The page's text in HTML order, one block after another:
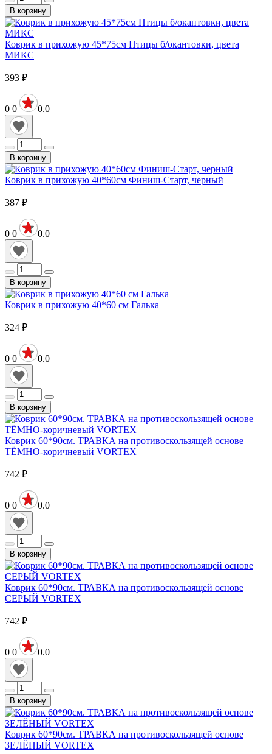
В корзину
Коврик в прихожую 45*75см Птицы б/окантовки, цвета
МИКС
393 ₽
0 0 0.0
В корзину
Коврик в прихожую 40*60см Финиш-Старт, черный
387 ₽
0 0 0.0
В корзину
Коврик в прихожую 40*60 см Галька
324 ₽
0 0 0.0
В корзину
Коврик 60*90см. ТРАВКА на противоскользящей основе
ТЁМНО-коричневый VORTEX
742 ₽
0 0 0.0
В корзину
Коврик 60*90см. ТРАВКА на противоскользящей основе
СЕРЫЙ VORTEX
742 ₽
0 0 0.0
В корзину
Коврик 60*90см. ТРАВКА на противоскользящей основе
ЗЕЛЁНЫЙ VORTEX